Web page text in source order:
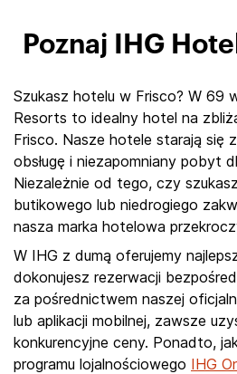
Poznaj IHG
Szukasz hotelu w Frisco? W 69
Resorts to idealny hotel na
Frisco. Nasze hotele starają się
obsługę i niezapomniany pobyt
Niezależnie od tego, czy
butikowego lub niedrogiego
nasza marka hotelowa
W IHG z dumą oferujemy
dokonujesz rezerwacji
za pośrednictwem naszej
lub aplikacji mobilnej, zawsze
konkurencyjne ceny. Ponadto,
programu lojalnościowego IHG